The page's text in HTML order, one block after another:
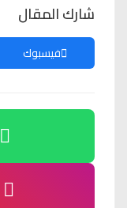
شارك المقال
فيسبوك